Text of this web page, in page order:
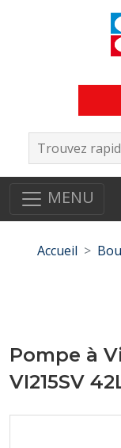
MENU
Accueil
Pompe à
VI215SV